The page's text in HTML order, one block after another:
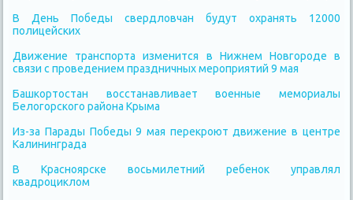
В День Победы свердловчан будут охранять 12000
полицейских
Движение транспорта изменится в Нижнем Новгороде в
связи с проведением праздничных мероприятий 9 мая
Башкортостан восстанавливает военные мемориалы
Белогорского района Крыма
Из-за Парады Победы 9 мая перекроют движение в центре
Калининграда
В Красноярске восьмилетний ребенок управлял
квадроциклом